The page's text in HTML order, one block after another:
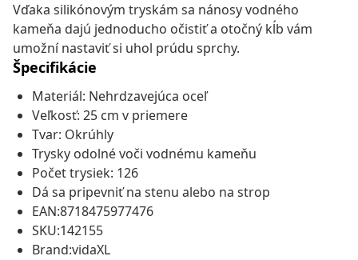
Vďaka silikónovým tryskám sa nánosy vodného
kameňa dajú jednoducho očistiť a otočný kĺb vám
umožní nastaviť si uhol prúdu sprchy.
Špecifikácie
Materiál: Nehrdzavejúca oceľ
Veľkosť: 25 cm v priemere
Tvar: Okrúhly
Trysky odolné voči vodnému kameňu
Počet trysiek: 126
Dá sa pripevniť na stenu alebo na strop
EAN:8718475977476
SKU:142155
Brand:vidaXL